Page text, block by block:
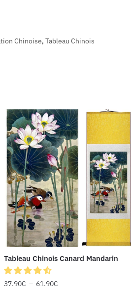
Chinoise, Tableau Chinois
Tableau Chinois Canard Mandarin
37.90€ – 61.90€